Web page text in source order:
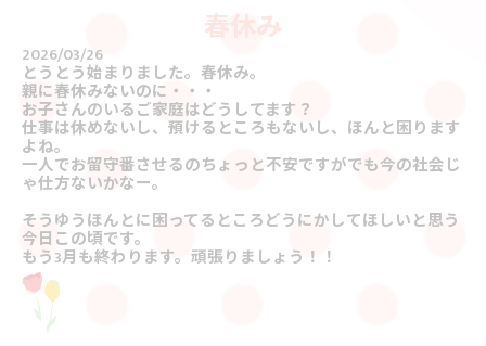
春休み
2026/03/26
とうとう始まりました。春休み。
親に春休みないのに・・・
お子さんのいるご家庭はどうしてます？
仕事は休めないし、預けるところもないし、ほんと困ります
よね。
一人でお留守番させるのちょっと不安ですがでも今の社会じ
ゃ仕方ないかなー。
そうゆうほんとに困ってるところどうにかしてほしいと思う
今日この頃です。
もう3月も終わります。頑張りましょう！！